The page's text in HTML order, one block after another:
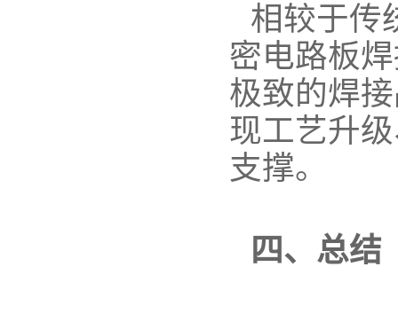
相较于传
密电路板
极致的焊
现工艺升
支撑。
四、总结